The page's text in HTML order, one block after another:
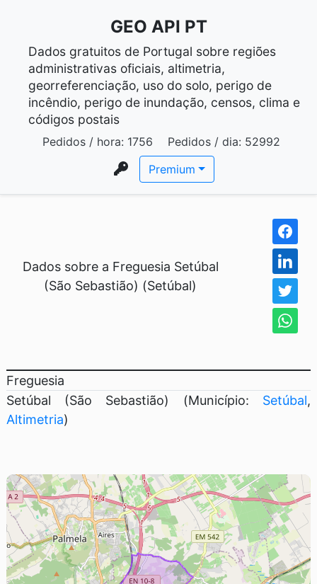
GEO API PT
Dados gratuitos de Portugal sobre regiões
administrativas oficiais, altimetria,
georreferenciação, uso do solo, perigo de
incêndio, perigo de inundação, censos, clima e
códigos postais
Pedidos / hora: 1756 Pedidos / dia: 52992
Premium
Dados sobre a Freguesia Setúbal
(São Sebastião) (Setúbal)
Freguesia
Setúbal (São Sebastião) (Município: Setúbal,
Altimetria)